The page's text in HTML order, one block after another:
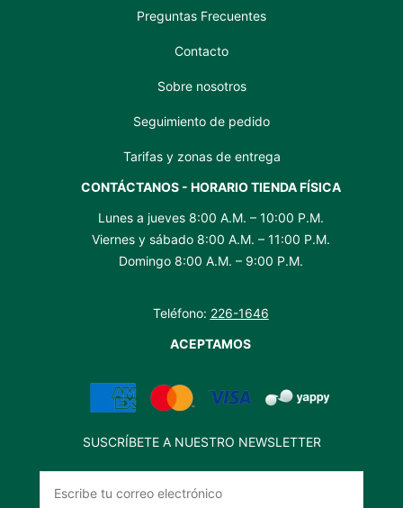
Preguntas Frecuentes
Contacto
Sobre nosotros
Seguimiento de pedido
Tarifas y zonas de entrega
CONTÁCTANOS - HORARIO TIENDA FÍSICA
Lunes a jueves 8:00 A.M. – 10:00 P.M.
Viernes y sábado 8:00 A.M. – 11:00 P.M.
Domingo 8:00 A.M. – 9:00 P.M.
Teléfono: 226-1646
ACEPTAMOS
SUSCRÍBETE A NUESTRO NEWSLETTER